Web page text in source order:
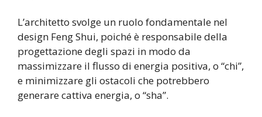
L’architetto svolge un ruolo fondamentale nel
design Feng Shui, poiché è responsabile della
progettazione degli spazi in modo da
massimizzare il flusso di energia positiva, o “chi”,
e minimizzare gli ostacoli che potrebbero
generare cattiva energia, o “sha”.